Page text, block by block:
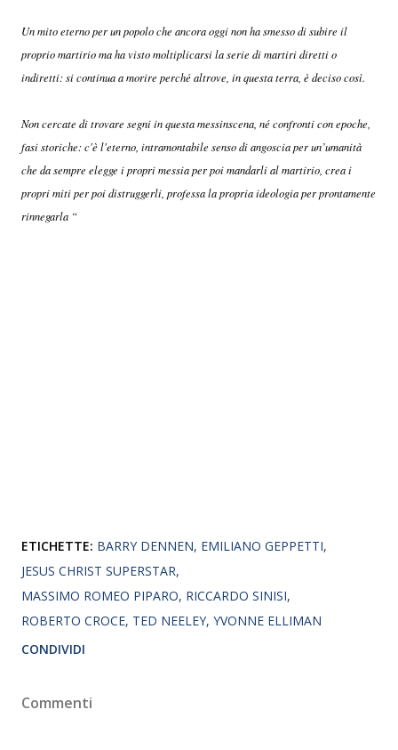
Un mito eterno per un popolo che ancora oggi non ha smesso di subire il
proprio martirio ma ha visto moltiplicarsi la serie di martiri diretti o
indiretti: si continua a morire perché altrove, in questa terra, è deciso così.
Non cercate di trovare segni in questa messinscena, né confronti con epoche,
fasi storiche: c'è l'eterno, intramontabile senso di angoscia per un’umanità
che da sempre elegge i propri messia per poi mandarli al martirio, crea i
propri miti per poi distruggerli, professa la propria ideologia per prontamente
rinnegarla “
ETICHETTE: BARRY DENNEN EMILIANO GEPPETTI
JESUS CHRIST SUPERSTAR
MASSIMO ROMEO PIPARO RICCARDO SINISI
ROBERTO CROCE TED NEELEY YVONNE ELLIMAN
CONDIVIDI
Commenti